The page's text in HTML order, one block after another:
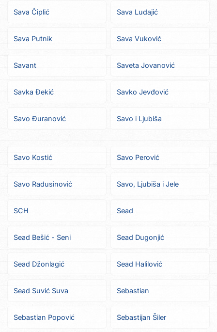
Sava Čiplić Sava Ludajić
Sava Putnik Sava Vuković
Savant Saveta Jovanović
Savka Đekić Savko Jevđović
Savo Đuranović Savo i Ljubiša
Savo Kostić Savo Perović
Savo Radusinović Savo, Ljubiša i Jele
SCH Sead
Sead Bešić - Seni Sead Dugonjić
Sead Džonlagić Sead Halilović
Sead Suvić Suva Sebastian
Sebastian Popović Sebastijan Šiler